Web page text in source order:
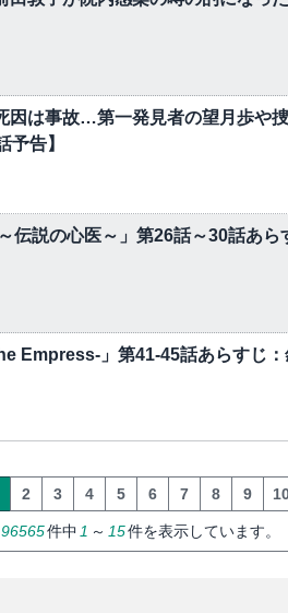
因は事故…第一発見者の望月歩や
予告】
伝説の心医～」第26話～30話あ
Empress-」第41-45話あらすじ
96565件中 1 ～ 15件を表示しています。
2 3 4 5 6 7 8 9